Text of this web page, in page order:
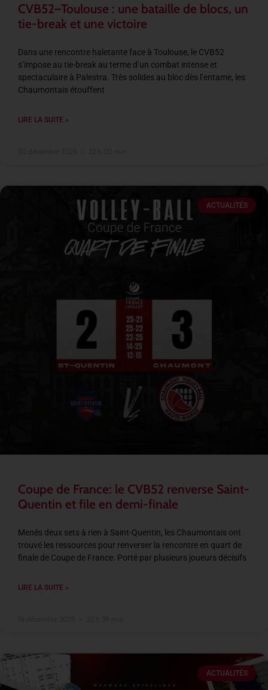
CVB52–Toulouse : une bataille de blocs, un
tie-break et une victoire
Dans une rencontre haletante face à Toulouse, le CVB52
s’impose au tie-break au terme d’un combat intense et
spectaculaire à Palestra. Très solides au bloc dès l’entame, les
Chaumontais étouffent
LIRE LA SUITE »
ACTUALITÉS
Coupe de France: le CVB52 renverse Saint-
Quentin et file en demi-finale
Menés deux sets à rien à Saint-Quentin, les Chaumontais ont
trouvé les ressources pour renverser la rencontre en quart de
finale de Coupe de France. Porté par plusieurs joueurs décisifs
LIRE LA SUITE »
ACTUALITÉS